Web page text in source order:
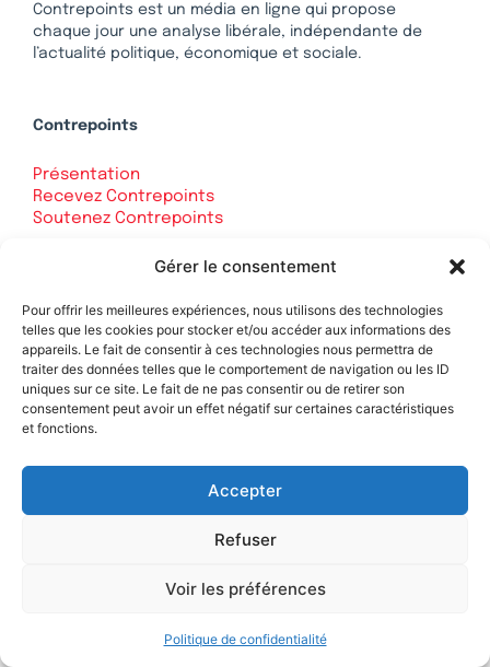
Gérer le consentement
Pour offrir les meilleures expériences, nous utilisons des technologies
telles que les cookies pour stocker et/ou accéder aux informations des
appareils. Le fait de consentir à ces technologies nous permettra de
traiter des données telles que le comportement de navigation ou les ID
uniques sur ce site. Le fait de ne pas consentir ou de retirer son
consentement peut avoir un effet négatif sur certaines caractéristiques
et fonctions.
Accepter
Refuser
Voir les préférences
Politique de confidentialité
Contrepoints est un média en ligne qui propose
chaque jour une analyse libérale, indépendante de
l’actualité politique, économique et sociale.
Contrepoints
Présentation
Recevez Contrepoints
Soutenez Contrepoints
Les sites de l'IREF
fr.irefeurope.org
contrepoints-archives.org
journaldeslibertes.fr
en.irefeurope.org
Légal
Politique de confidentialité